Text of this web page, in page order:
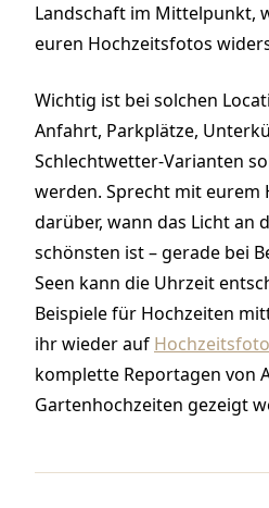
Landschaft im Mittelpunkt,
euren Hochzeitsfotos
Wichtig ist bei solchen
Anfahrt, Parkplätze,
Schlechtwetter-Varianten
werden. Sprecht mit
darüber, wann das Licht an
schönsten ist – gerade bei
Seen kann die Uhrzeit
Beispiele für Hochzeiten
ihr wieder auf
komplette Reportagen von
Gartenhochzeiten gezeigt